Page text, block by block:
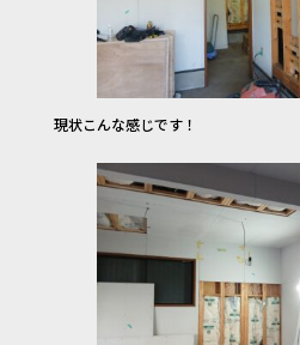
現状こんな感じです！